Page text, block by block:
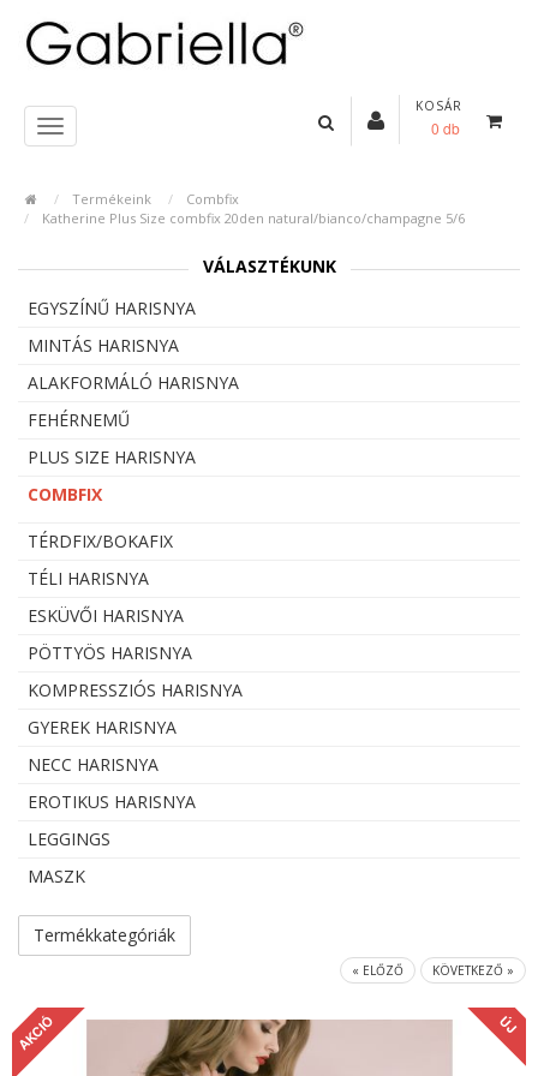
KOSÁR
0 db
Termékeink
Combfix
Katherine Plus Size combfix 20den natural/bianco/champagne 5/6
VÁLASZTÉKUNK
EGYSZÍNŰ HARISNYA
MINTÁS HARISNYA
ALAKFORMÁLÓ HARISNYA
FEHÉRNEMŰ
PLUS SIZE HARISNYA
COMBFIX
TÉRDFIX/BOKAFIX
TÉLI HARISNYA
ESKÜVŐI HARISNYA
PÖTTYÖS HARISNYA
KOMPRESSZIÓS HARISNYA
GYEREK HARISNYA
NECC HARISNYA
EROTIKUS HARISNYA
LEGGINGS
MASZK
Termékkategóriák
« ELŐZŐ KÖVETKEZŐ »
AKCIÓ ÚJ